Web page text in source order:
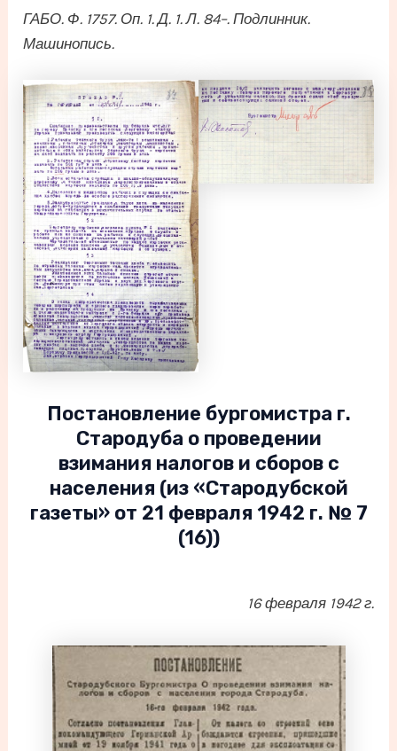
ГАБО. Ф. 1757. Оп. 1. Д. 1. Л. 84–. Подлинник.
Машинопись.
Постановление бургомистра г.
Стародуба о проведении
взимания налогов и сборов с
населения (из «Стародубской
газеты» от 21 февраля 1942 г. № 7
(16))
16 февраля 1942 г.